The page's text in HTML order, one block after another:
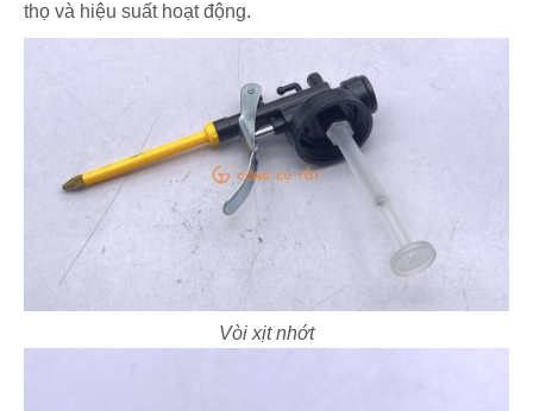
thọ và hiệu suất hoạt động.
Vòi xịt nhớt